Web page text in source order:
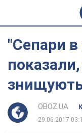
"Сепари в
OBOZ.UA
29.06.2017